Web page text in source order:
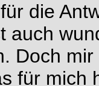
die
auch
Doch
für mich